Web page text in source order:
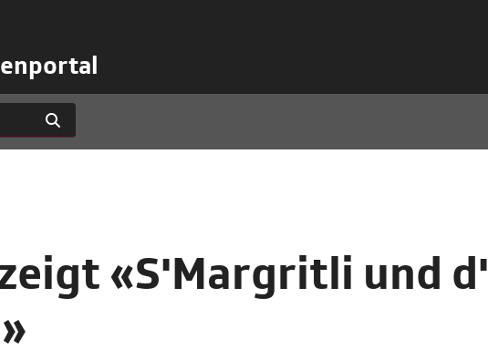
zeigt «S'Margritli und d'